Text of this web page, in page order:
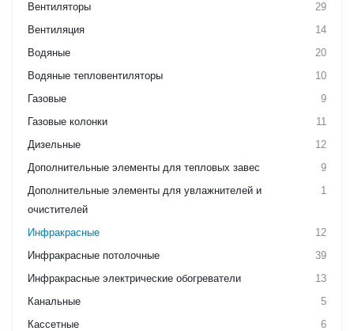
Вентиляторы
29
Вентиляция
14
Водяные
20
Водяные тепловентиляторы
10
Газовые
9
Газовые колонки
11
Дизельные
12
Дополнительные элементы для тепловых завес
9
Дополнительные элементы для увлажнителей и
очистителей
1
Инфракрасные
12
Инфракрасные потолочные
39
Инфракрасные электрические обогреватели
13
Канальные
5
Кассетные
6